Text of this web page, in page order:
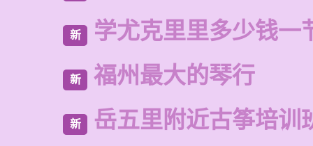
新 学尤克里里多少钱一
新 福州最大的琴行
新 岳五里附近古筝培训